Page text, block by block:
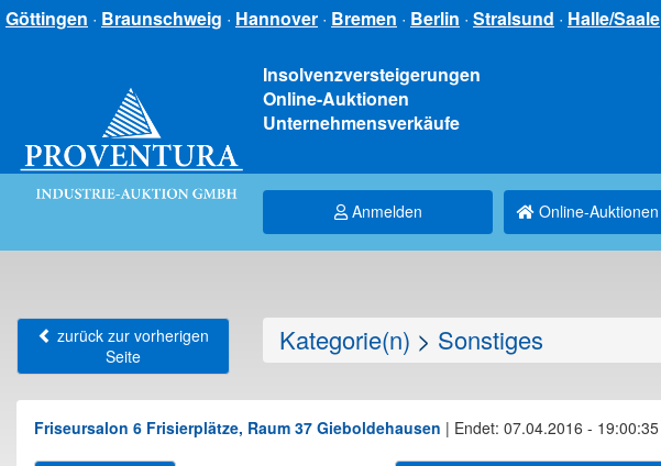
Göttingen · Braunschweig · Hannover · Bremen · Berlin · Stralsund · Halle/Saale
Insolvenzversteigerungen
Online-Auktionen
Unternehmensverkäufe
Anmelden Online-Auktionen
zurück zur vorherigen
Seite
Kategorie(n) > Sonstiges
Friseursalon 6 Frisierplätze, Raum 37 Gieboldehausen | Endet: 07.04.2016 - 19:00:35